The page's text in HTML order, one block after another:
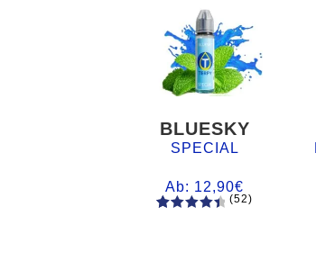
BLUESKY
SPECIAL
Ab: 12,90€
(52)